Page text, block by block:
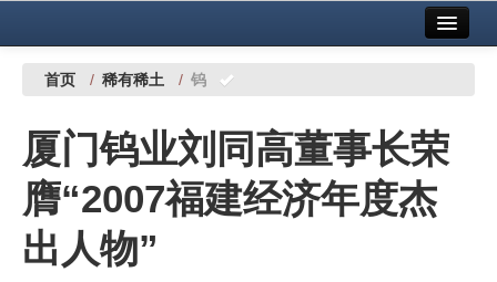
中国有色金属报社主办 广告服务
铜镍铅锌
铝
稀有稀土
首页 / 稀有稀土 / 钨
厦门钨业刘同高董事长荣
膺“2007福建经济年度杰
出人物”